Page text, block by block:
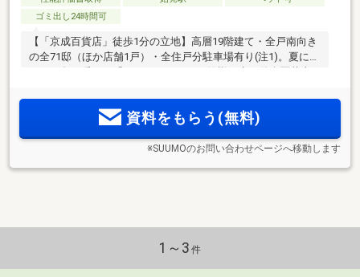
ゴミ出し24時間可
【「京成百貨店」徒歩1分の立地】高層19階建て・全戸南向き
の全71邸（ほか店舗1戸）・全住戸分駐車場有り(注1)。夏に涼
ーム公開中
資料をもらう(無料)
※SUUMOのお問い合わせページへ移動します
1～3 件